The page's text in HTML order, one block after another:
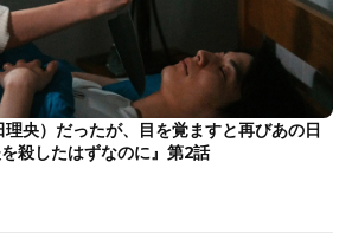
央）だったが、目を覚ますと再びあの日
殺したはずなのに』第2話